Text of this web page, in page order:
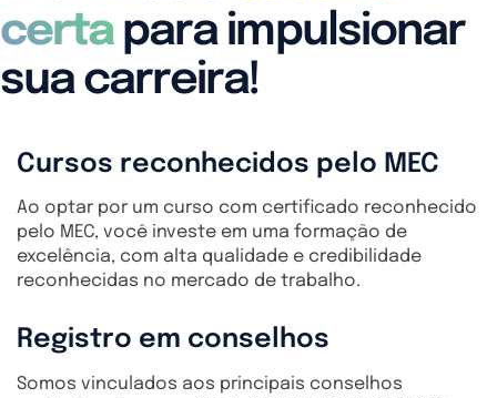
certa para impulsionar
sua carreira!
Cursos reconhecidos pelo MEC
Ao optar por um curso com certificado reconhecido
pelo MEC, você investe em uma formação de
excelência, com alta qualidade e credibilidade
reconhecidas no mercado de trabalho.
Registro em conselhos
Somos vinculados aos principais conselhos